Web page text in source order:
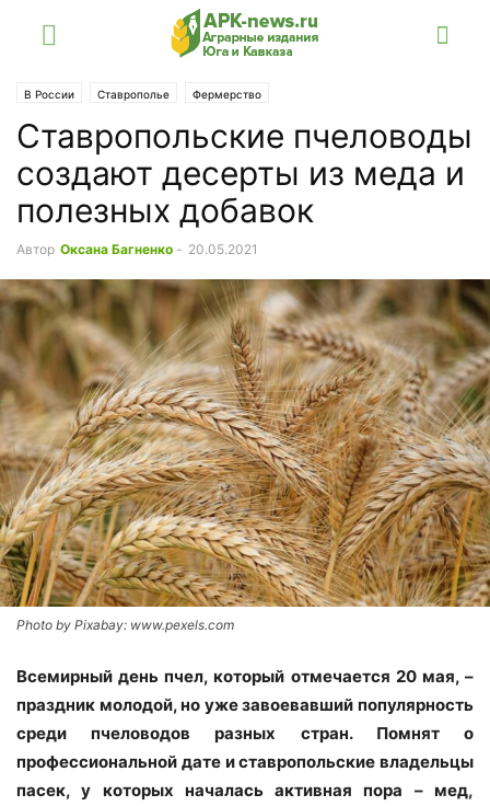
В России Ставрополье Фермерство
Ставропольские пчеловоды
создают десерты из меда и
полезных добавок
Автор Оксана Багненко - 20.05.2021
Photo by Pixabay: www.pexels.com
Всемирный день пчел, который отмечается 20 мая, –
праздник молодой, но уже завоевавший популярность
среди пчеловодов разных стран. Помнят о
профессиональной дате и ставропольские владельцы
пасек, у которых началась активная пора – мед,